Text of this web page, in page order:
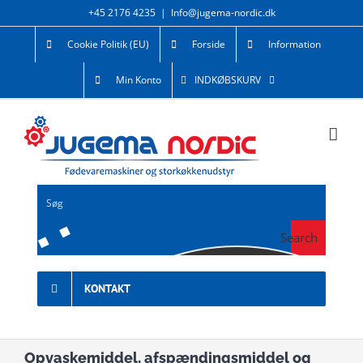
+45 2176 4235 | Info@jugema-nordic.dk
Cookie Politik (EU) Forside Information
Min Konto INDKØBSKURV
Search
KONTAKT
Opvaskemiddel, afspændingsmiddel og